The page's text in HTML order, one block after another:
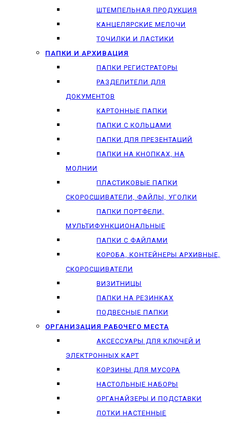
ШТЕМПЕЛЬНАЯ ПРОДУКЦИЯ
КАНЦЕЛЯРСКИЕ МЕЛОЧИ
ТОЧИЛКИ И ЛАСТИКИ
ПАПКИ И АРХИВАЦИЯ
ПАПКИ РЕГИСТРАТОРЫ
РАЗДЕЛИТЕЛИ ДЛЯ
ДОКУМЕНТОВ
КАРТОННЫЕ ПАПКИ
ПАПКИ С КОЛЬЦАМИ
ПАПКИ ДЛЯ ПРЕЗЕНТАЦИЙ
ПАПКИ НА КНОПКАХ, НА
МОЛНИИ
ПЛАСТИКОВЫЕ ПАПКИ
СКОРОСШИВАТЕЛИ, ФАЙЛЫ, УГОЛКИ
ПАПКИ ПОРТФЕЛИ,
МУЛЬТИФУНКЦИОНАЛЬНЫЕ
ПАПКИ С ФАЙЛАМИ
КОРОБА, КОНТЕЙНЕРЫ АРХИВНЫЕ,
СКОРОСШИВАТЕЛИ
ВИЗИТНИЦЫ
ПАПКИ НА РЕЗИНКАХ
ПОДВЕСНЫЕ ПАПКИ
ОРГАНИЗАЦИЯ РАБОЧЕГО МЕСТА
АКСЕССУАРЫ ДЛЯ КЛЮЧЕЙ И
ЭЛЕКТРОННЫХ КАРТ
КОРЗИНЫ ДЛЯ МУСОРА
НАСТОЛЬНЫЕ НАБОРЫ
ОРГАНАЙЗЕРЫ И ПОДСТАВКИ
ЛОТКИ НАСТЕННЫЕ